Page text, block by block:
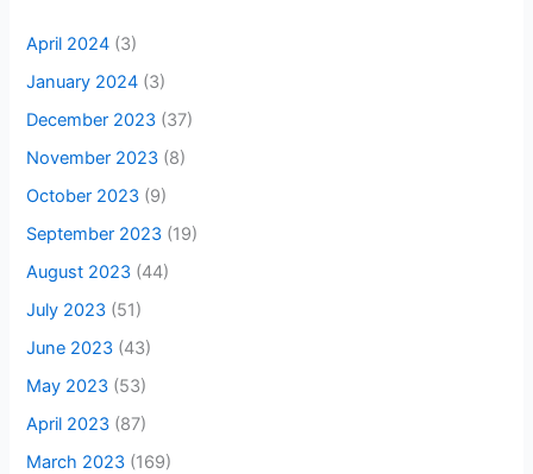
April 2024 (3)
January 2024 (3)
December 2023 (37)
November 2023 (8)
October 2023 (9)
September 2023 (19)
August 2023 (44)
July 2023 (51)
June 2023 (43)
May 2023 (53)
April 2023 (87)
March 2023 (169)